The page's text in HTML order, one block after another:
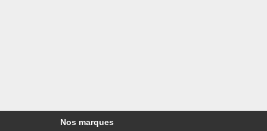
Nos marques